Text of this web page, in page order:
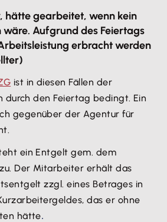
hätte gearbeitet, wenn kein
wäre. Aufgrund des Feiertags
erbracht werden
ist in diesen Fällen der
durch den Feiertag bedingt. Ein
gegenüber der Agentur für
ein Entgelt gem. dem
Der Mitarbeiter erhält das
zzgl. eines Betrages in
das er ohne
hätte.